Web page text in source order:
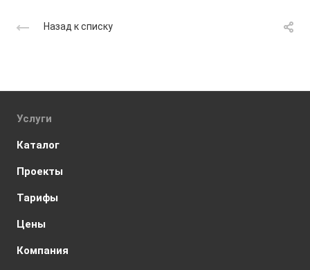
Назад к списку
Услуги
Каталог
Проекты
Тарифы
Цены
Компания